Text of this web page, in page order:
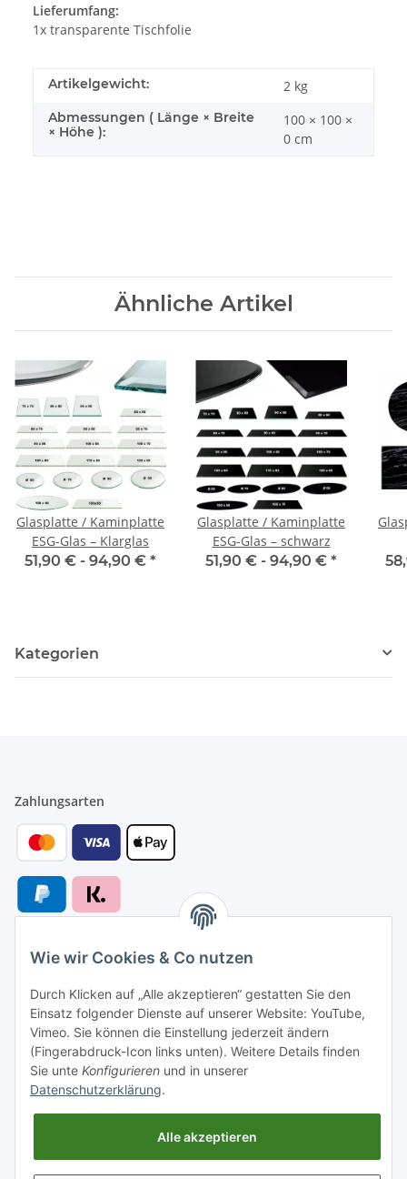
Lieferumfang:
1x transparente Tischfolie
Artikelgewicht: 2 kg
Abmessungen ( Länge × Breite
× Höhe ):
100 × 100 ×
0 cm
Ähnliche Artikel
Glasplatte / Kaminplatte
ESG-Glas – Klarglas
51,90 € - 94,90 € *
Glasplatte / Kaminplatte
ESG-Glas – schwarz
51,90 € - 94,90 € *
Kategorien
Zahlungsarten
Versandarten
Versand nach
Wie wir Cookies & Co nutzen
Durch Klicken auf „Alle akzeptieren“ gestatten Sie den
Einsatz folgender Dienste auf unserer Website: YouTube,
Vimeo. Sie können die Einstellung jederzeit ändern
(Fingerabdruck-Icon links unten). Weitere Details finden
Sie unte Konfigurieren und in unserer
Datenschutzerklärung.
Alle akzeptieren